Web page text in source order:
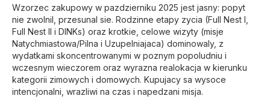
Wzorzec zakupowy w pazdzierniku 2025 jest jasny: popyt
nie zwolnil, przesunal sie. Rodzinne etapy zycia (Full Nest I,
Full Nest II i DINKs) oraz krotkie, celowe wizyty (misje
Natychmiastowa/Pilna i Uzupelniajaca) dominowaly, z
wydatkami skoncentrowanymi w poznym popoludniu i
wczesnym wieczorem oraz wyrazna realokacja w kierunku
kategorii zimowych i domowych. Kupujacy sa wysoce
intencjonalni, wrazliwi na czas i napedzani misja.